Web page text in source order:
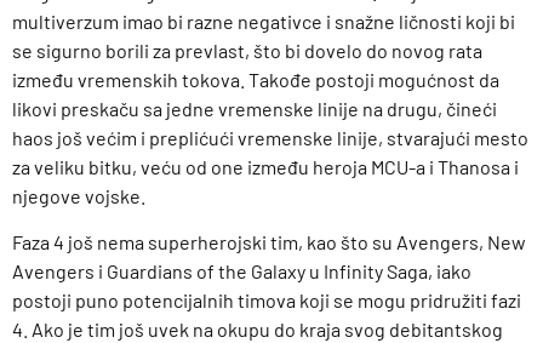
multiverzum imao bi razne negativce i snažne ličnosti koji bi
se sigurno borili za prevlast, što bi dovelo do novog rata
između vremenskih tokova. Takođe postoji mogućnost da
likovi preskaču sa jedne vremenske linije na drugu, čineći
haos još većim i preplićući vremenske linije, stvarajući mesto
za veliku bitku, veću od one između heroja MCU-a i Thanosa i
njegove vojske.
Faza 4 još nema superherojski tim, kao što su Avengers, New
Avengers i Guardians of the Galaxy u Infinity Saga, iako
postoji puno potencijalnih timova koji se mogu pridružiti fazi
4. Ako je tim još uvek na okupu do kraja svog debitantskog